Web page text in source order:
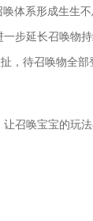
体系形成生生
步延长召唤物
，待召唤物全
召唤宝宝的玩